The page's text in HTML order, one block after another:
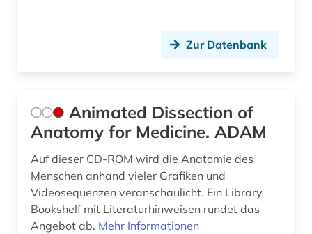
Zur Datenbank
Animated Dissection of
Anatomy for Medicine. ADAM
Auf dieser CD-ROM wird die Anatomie des
Menschen anhand vieler Grafiken und
Videosequenzen veranschaulicht. Ein Library
Bookshelf mit Literaturhinweisen rundet das
Angebot ab. Mehr Informationen